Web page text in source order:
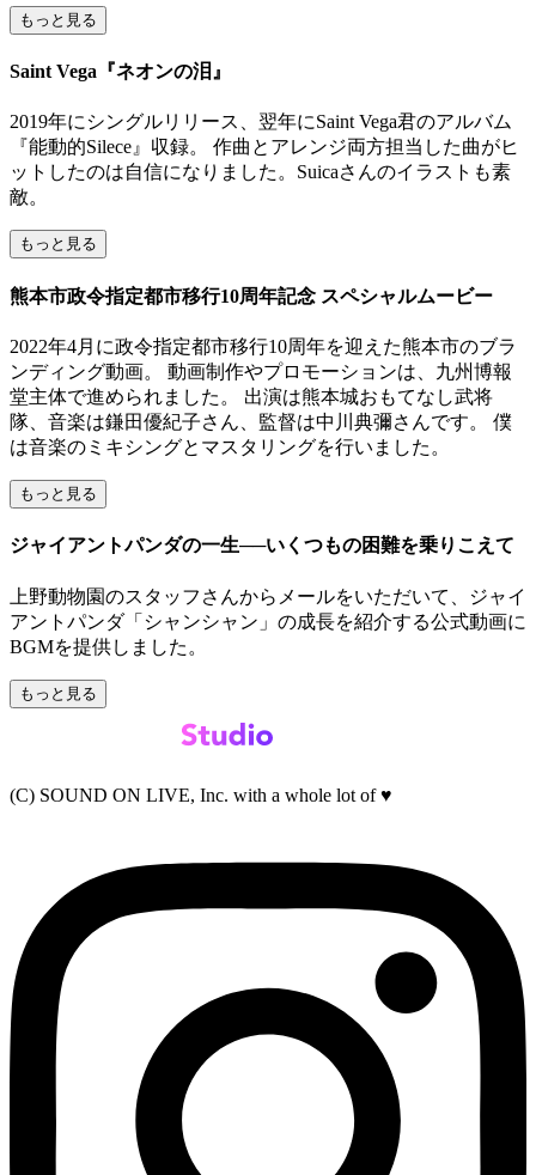
もっと見る
Saint Vega『ネオンの泪』
2019年にシングルリリース、翌年にSaint Vega君のアルバム
『能動的Silece』収録。 作曲とアレンジ両方担当した曲がヒ
ットしたのは自信になりました。Suicaさんのイラストも素
敵。
もっと見る
熊本市政令指定都市移行10周年記念 スペシャルムービー
2022年4月に政令指定都市移行10周年を迎えた熊本市のブラ
ンディング動画。 動画制作やプロモーションは、九州博報
堂主体で進められました。 出演は熊本城おもてなし武将
隊、音楽は鎌田優紀子さん、監督は中川典彌さんです。 僕
は音楽のミキシングとマスタリングを行いました。
もっと見る
ジャイアントパンダの一生──いくつもの困難を乗りこえて
上野動物園のスタッフさんからメールをいただいて、ジャイ
アントパンダ「シャンシャン」の成長を紹介する公式動画に
BGMを提供しました。
もっと見る
(C) SOUND ON LIVE, Inc. with a whole lot of ♥